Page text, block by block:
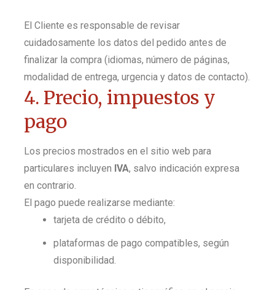
El Cliente es responsable de revisar
cuidadosamente los datos del pedido antes de
finalizar la compra (idiomas, número de páginas,
modalidad de entrega, urgencia y datos de contacto).
4. Precio, impuestos y
pago
Los precios mostrados en el sitio web para
particulares incluyen IVA, salvo indicación expresa
en contrario.
El pago puede realizarse mediante:
tarjeta de crédito o débito,
plataformas de pago compatibles, según
disponibilidad.